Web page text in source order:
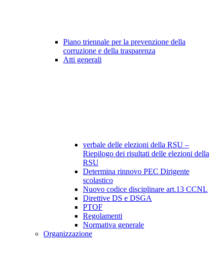
Piano triennale per la prevenzione della
corruzione e della trasparenza
Atti generali
verbale delle elezioni della RSU –
Riepilogo dei risultati delle elezioni della
RSU
Determina rinnovo PEC Dirigente
scolastico
Nuovo codice disciplinare art.13 CCNL
Direttive DS e DSGA
PTOF
Regolamenti
Normativa generale
Organizzazione